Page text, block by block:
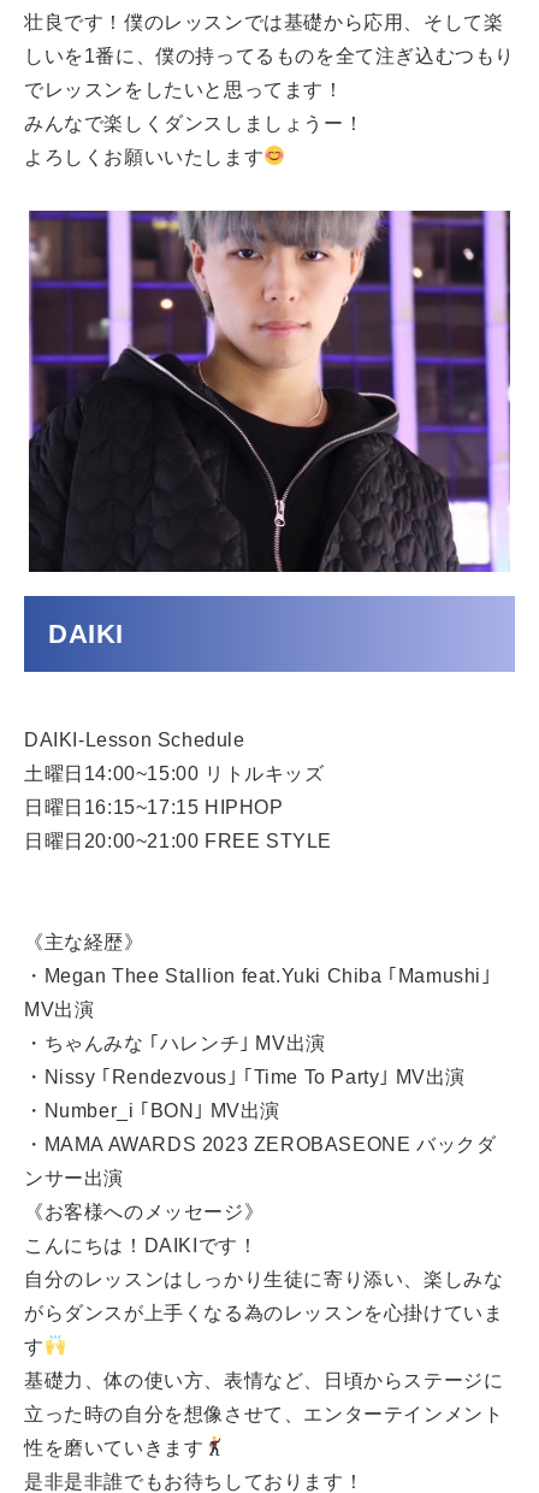
壮良です！僕のレッスンでは基礎から応用、そして楽
しいを1番に、僕の持ってるものを全て注ぎ込むつもり
でレッスンをしたいと思ってます！
みんなで楽しくダンスしましょうー！
よろしくお願いいたします
DAIKI
DAIKI-Lesson Schedule
土曜日14:00~15:00 リトルキッズ
日曜日16:15~17:15 HIPHOP
日曜日20:00~21:00 FREE STYLE
《主な経歴》
・Megan Thee Stallion feat.Yuki Chiba ｢Mamushi｣
MV出演
・ちゃんみな ｢ハレンチ｣ MV出演
・Nissy ｢Rendezvous｣ ｢Time To Party｣ MV出演
・Number_i ｢BON｣ MV出演
・MAMA AWARDS 2023 ZEROBASEONE バックダ
ンサー出演
《お客様へのメッセージ》
こんにちは！DAIKIです！
自分のレッスンはしっかり生徒に寄り添い、楽しみな
がらダンスが上手くなる為のレッスンを心掛けていま
す
基礎力、体の使い方、表情など、日頃からステージに
立った時の自分を想像させて、エンターテインメント
性を磨いていきます
是非是非誰でもお待ちしております！